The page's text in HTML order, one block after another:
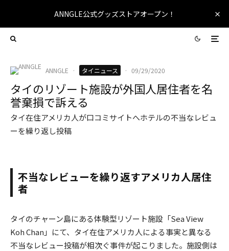
ANNGLE公式グッズストアオープン！
ANNGLE · タイニュース · 09/29/2020
タイのリゾート施設が外国人居住者を名
誉棄損で訴える
タイ在住アメリカ人が口コミサイトへホテルの不当なレビュ
ーを繰り返し投稿
不当なレビューを繰り返すアメリカ人居住
者
タイのチャーン島にある体験型リゾート施設「Sea View
Koh Chan」にて、タイ在住アメリカ人による事実と異なる
不当なレビュー投稿が相次ぐ事件が起こりました。施設側は